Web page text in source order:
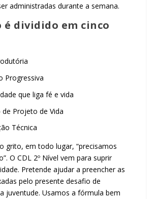
administradas durante a semana.
é dividido em cinco
Progressiva
que liga fé e vida
de Projeto de Vida
Técnica
grito, em todo lugar, “precisamos
O CDL 2º Nível vem para suprir
Pretende ajudar a preencher as
pelo presente desafio de
juventude. Usamos a fórmula bem